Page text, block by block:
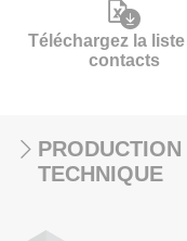
Téléchargez la
contacts
TECHNIQUE